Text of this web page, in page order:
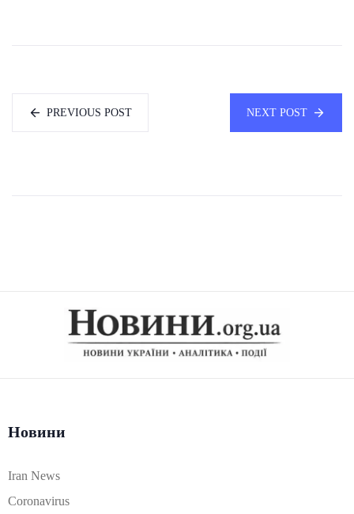
PREVIOUS POST NEXT POST
Новини
Iran News
Coronavirus